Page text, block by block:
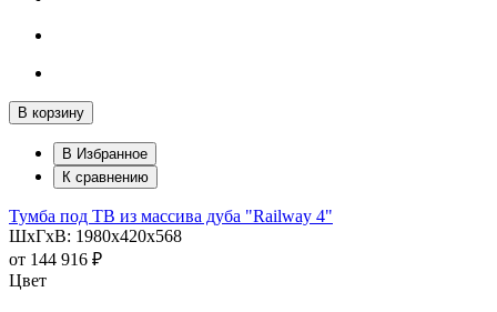
В корзину
В Избранное
К сравнению
Тумба под ТВ из массива дуба "Railway 4"
ШхГхВ: 1980х420х568
от 144 916 ₽
Цвет